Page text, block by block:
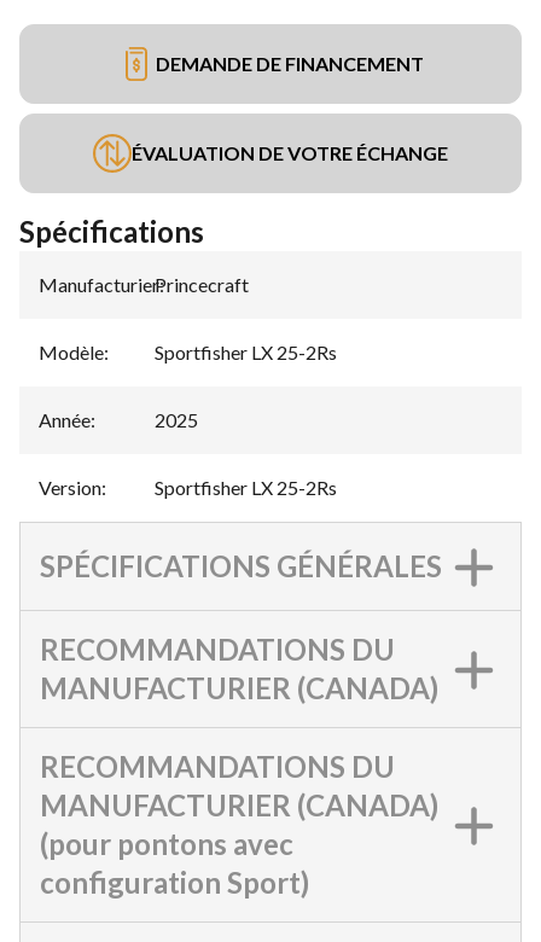
DEMANDE DE FINANCEMENT
ÉVALUATION DE VOTRE ÉCHANGE
Spécifications
Manufacturier:
Princecraft
Modèle: Sportfisher LX 25-2Rs
Année: 2025
Version: Sportfisher LX 25-2Rs
SPÉCIFICATIONS GÉNÉRALES
RECOMMANDATIONS DU
MANUFACTURIER (CANADA)
RECOMMANDATIONS DU
MANUFACTURIER (CANADA)
(pour pontons avec
configuration Sport)